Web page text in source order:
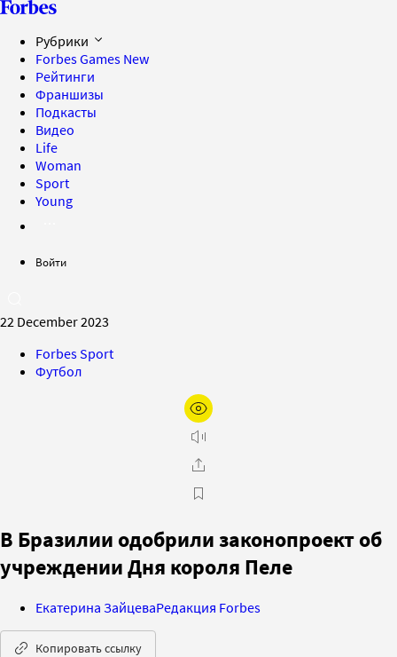
Рубрики
Forbes Games New
Рейтинги
Франшизы
Подкасты
Видео
Life
Woman
Sport
Young
Войти
22 December 2023
Forbes Sport
Футбол
В Бразилии одобрили законопроект об
учреждении Дня короля Пеле
Екатерина ЗайцеваРедакция Forbes
Копировать ссылку